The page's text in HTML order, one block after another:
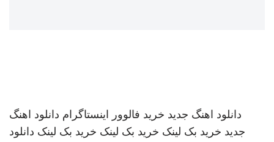
دانلود اهنگ جدید خرید فالوور اینستاگرام دانلود اهنگ
جدید خرید بک لینک خرید بک لینک خرید بک لینک دانلود